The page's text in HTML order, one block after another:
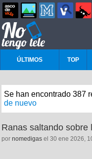
ÚLTIMOS TOP
Se han encontrado 387
de nuevo
Ranas saltando sobre
por nomedigas el 30 ene 2026,